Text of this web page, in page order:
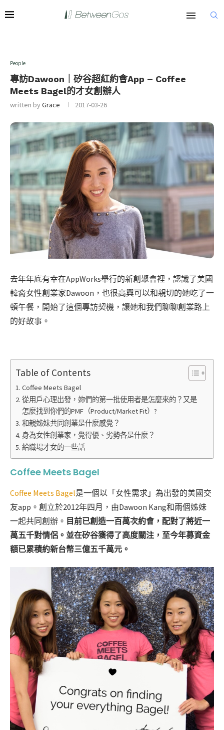
People
專訪Dawoon｜矽谷超紅約會App – Coffee
Meets Bagel的才女創辦人
written byGrace 2017-03-26
去年年底有幸在AppWorks舉行的新創聚會裡，認識了美國
韓裔女性創業家Dawoon，也很高興可以和親切的她吃了一
頓午餐，開始了這個專訪契機，讓她和我們聊聊創業路上
的好故事。
Table of Contents
Coffee Meets Bagel
從用戶心理出發，妳們的第一批使用者是怎麼來的？又是
怎麼找到你們的PMF（Product/Market Fit）?
和親姊妹共同創業是什麼感覺？
身為女性創業家，覺得優、劣勢各是什麼？
給職場才女的一些話
Coffee Meets Bagel
Coffee Meets Bagel是一個以「女性需求」為出發的美國交
友app。創立於2012年四月，由Dawoon Kang和兩個姊妹
一起共同創辦。 目前已創造一百萬次約會，配對了將近一
萬五千對情侶。並在矽谷獲得了高度關注，至今年募資金
額已累積約新台幣三億五千萬元。